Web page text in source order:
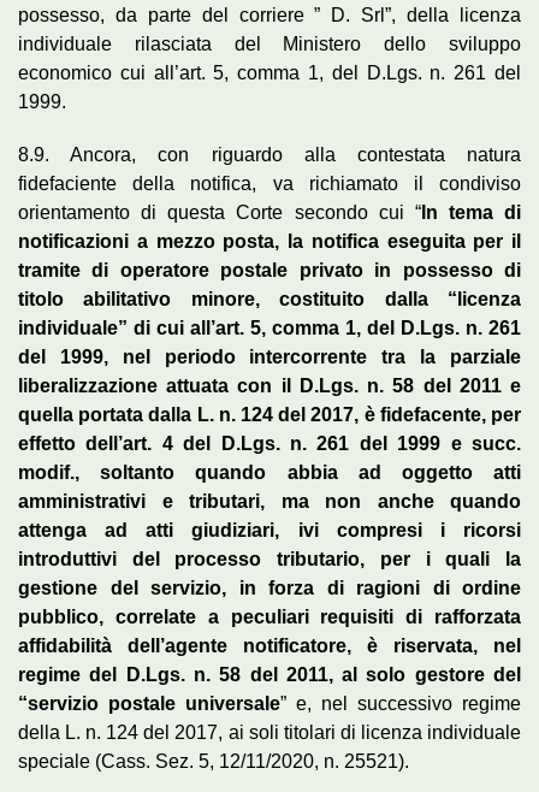
possesso, da parte del corriere ” D. Srl”, della licenza
individuale rilasciata del Ministero dello sviluppo
economico cui all’art. 5, comma 1, del D.Lgs. n. 261 del
1999.
8.9. Ancora, con riguardo alla contestata natura
fidefaciente della notifica, va richiamato il condiviso
orientamento di questa Corte secondo cui “In tema di
notificazioni a mezzo posta, la notifica eseguita per il
tramite di operatore postale privato in possesso di
titolo abilitativo minore, costituito dalla “licenza
individuale” di cui all’art. 5, comma 1, del D.Lgs. n. 261
del 1999, nel periodo intercorrente tra la parziale
liberalizzazione attuata con il D.Lgs. n. 58 del 2011 e
quella portata dalla L. n. 124 del 2017, è fidefacente, per
effetto dell’art. 4 del D.Lgs. n. 261 del 1999 e succ.
modif., soltanto quando abbia ad oggetto atti
amministrativi e tributari, ma non anche quando
attenga ad atti giudiziari, ivi compresi i ricorsi
introduttivi del processo tributario, per i quali la
gestione del servizio, in forza di ragioni di ordine
pubblico, correlate a peculiari requisiti di rafforzata
affidabilità dell’agente notificatore, è riservata, nel
regime del D.Lgs. n. 58 del 2011, al solo gestore del
“servizio postale universale” e, nel successivo regime
della L. n. 124 del 2017, ai soli titolari di licenza individuale
speciale (Cass. Sez. 5, 12/11/2020, n. 25521).